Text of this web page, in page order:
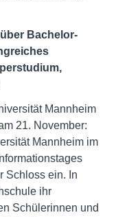
Bachelor-
Mannheim
21. November:
Mannheim im
Schloss ein. In
ihr
Schülerinnen und